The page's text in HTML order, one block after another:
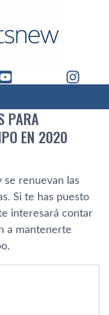
PARA
EN 2020
se renuevan las
Si te has puesto
interesará contar
a mantenerte